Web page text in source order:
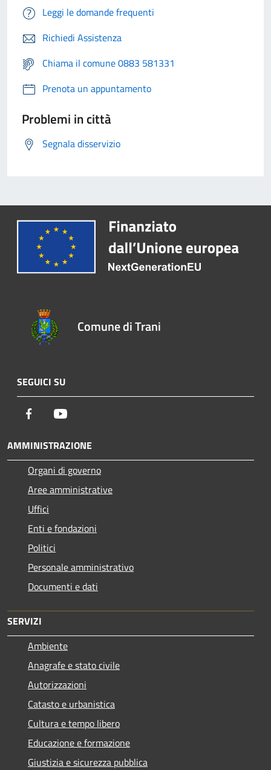
Leggi le domande frequenti
Richiedi Assistenza
Chiama il comune 0883 581331
Prenota un appuntamento
Problemi in città
Segnala disservizio
Comune di Trani
SEGUICI SU
Facebook
AMMINISTRAZIONE
Organi di governo
Aree amministrative
Uffici
Enti e fondazioni
Politici
Personale amministrativo
Documenti e dati
SERVIZI
Ambiente
Anagrafe e stato civile
Autorizzazioni
Catasto e urbanistica
Cultura e tempo libero
Educazione e formazione
Giustizia e sicurezza pubblica